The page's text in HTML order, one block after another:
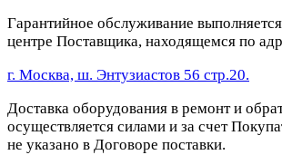
Гарантийное обслуживание
центре Поставщика, находящемся по
г. Москва, ш. Энтузиастов 56 стр.20.
Доставка оборудования в ремонт и
осуществляется силами и за счет
не указано в Договоре поставки.